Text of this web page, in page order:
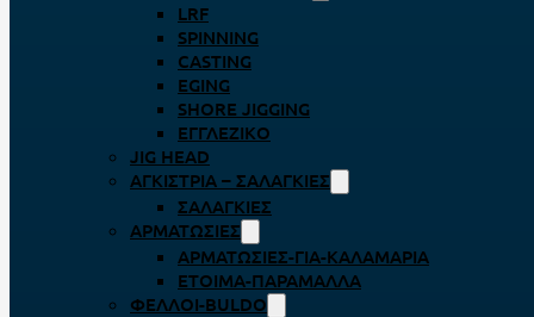
LRF
SPINNING
CASTING
EGING
SHORE JIGGING
ΕΓΓΛΈΖΙΚΟ
JIG HEAD
ΑΓΚΊΣΤΡΙΑ – ΣΑΛΑΓΚΙΈΣ
ΣΑΛΑΓΚΙΈΣ
ΑΡΜΑΤΩΣΙΈΣ
ΑΡΜΑΤΩΣΙΈΣ-ΓΙΑ-ΚΑΛΑΜΆΡΙΑ
ΈΤΟΙΜΑ-ΠΑΡΆΜΑΛΛΑ
ΦΕΛΛΟΊ-BULDO